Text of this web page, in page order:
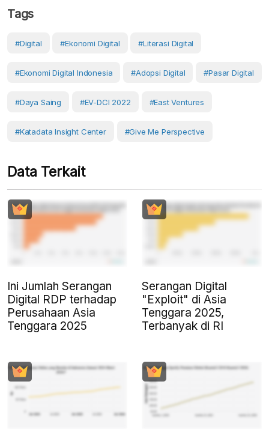
Tags
#Digital #Ekonomi Digital #literasi Digital
#ekonomi Digital Indonesia #adopsi Digital #Pasar Digital
#Daya Saing #EV-DCI 2022 #East Ventures
#Katadata Insight Center #Give Me Perspective
Data Terkait
Ini Jumlah Serangan
Digital RDP terhadap
Perusahaan Asia
Tenggara 2025
Serangan Digital
"Exploit" di Asia
Tenggara 2025,
Terbanyak di RI